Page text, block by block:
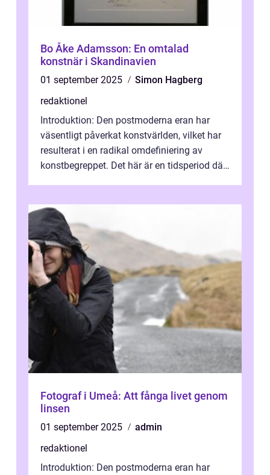
Bo Åke Adamsson: En omtalad
konstnär i Skandinavien
01 september 2025
Simon Hagberg
redaktionel
Introduktion: Den postmoderna eran har
väsentligt påverkat konstvärlden, vilket har
resulterat i en radikal omdefiniering av
konstbegreppet. Det här är en tidsperiod där
Fotograf i Umeå: Att fånga livet genom
linsen
01 september 2025
admin
redaktionel
Introduktion: Den postmoderna eran har